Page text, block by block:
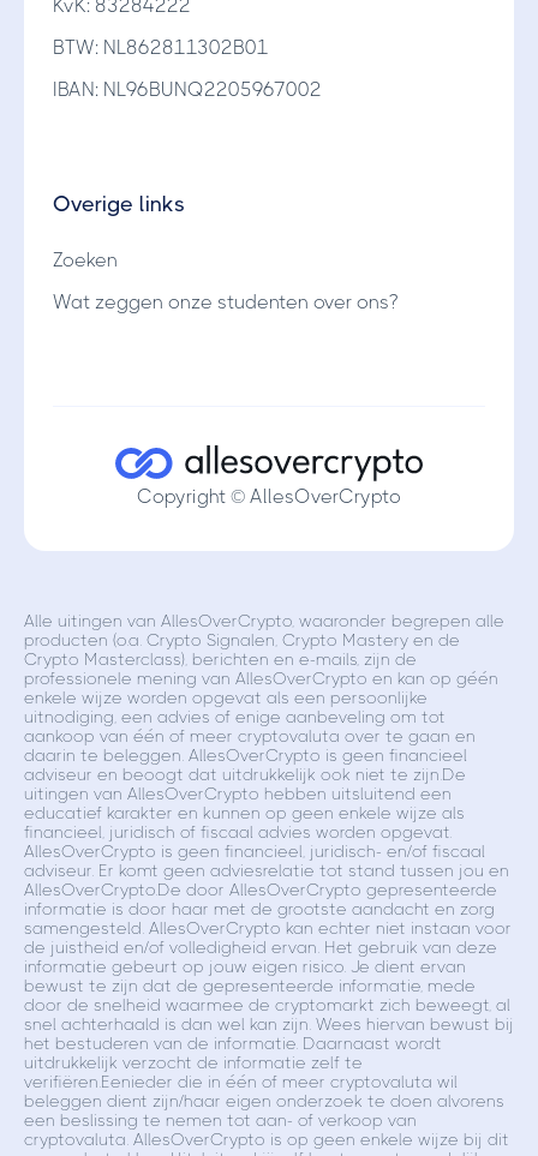
KvK: 83284222
BTW: NL862811302B01
IBAN: NL96BUNQ2205967002
Overige links
Zoeken
Wat zeggen onze studenten over ons?
Copyright © AllesOverCrypto
Alle uitingen van AllesOverCrypto, waaronder begrepen alle
producten (o.a. Crypto Signalen, Crypto Mastery en de
Crypto Masterclass), berichten en e-mails, zijn de
professionele mening van AllesOverCrypto en kan op géén
enkele wijze worden opgevat als een persoonlijke
uitnodiging, een advies of enige aanbeveling om tot
aankoop van één of meer cryptovaluta over te gaan en
daarin te beleggen. AllesOverCrypto is geen financieel
adviseur en beoogt dat uitdrukkelijk ook niet te zijn.De
uitingen van AllesOverCrypto hebben uitsluitend een
educatief karakter en kunnen op geen enkele wijze als
financieel, juridisch of fiscaal advies worden opgevat.
AllesOverCrypto is geen financieel, juridisch- en/of fiscaal
adviseur. Er komt geen adviesrelatie tot stand tussen jou en
AllesOverCrypto.De door AllesOverCrypto gepresenteerde
informatie is door haar met de grootste aandacht en zorg
samengesteld. AllesOverCrypto kan echter niet instaan voor
de juistheid en/of volledigheid ervan. Het gebruik van deze
informatie gebeurt op jouw eigen risico. Je dient ervan
bewust te zijn dat de gepresenteerde informatie, mede
door de snelheid waarmee de cryptomarkt zich beweegt, al
snel achterhaald is dan wel kan zijn. Wees hiervan bewust bij
het bestuderen van de informatie. Daarnaast wordt
uitdrukkelijk verzocht de informatie zelf te
verifiëren.Eenieder die in één of meer cryptovaluta wil
beleggen dient zijn/haar eigen onderzoek te doen alvorens
een beslissing te nemen tot aan- of verkoop van
cryptovaluta. AllesOverCrypto is op geen enkele wijze bij dit